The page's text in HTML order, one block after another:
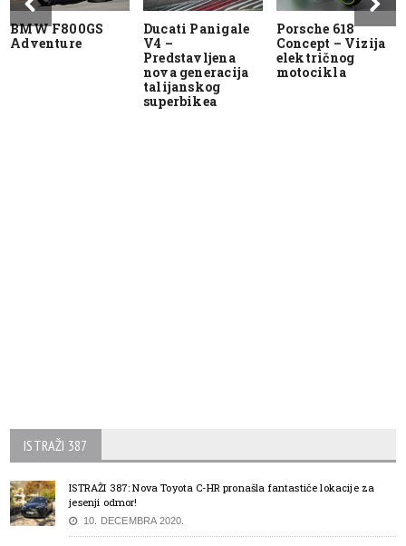
BMW F800GS
Adventure
Ducati Panigale
V4 –
Predstavljena
nova generacija
talijanskog
superbikea
Porsche 618
Concept – Vizija
električnog
motocikla
ISTRAŽI 387
ISTRAŽI 387: Nova Toyota C-HR pronašla fantastiče lokacije za
jesenji odmor!
10. DECEMBRA 2020.